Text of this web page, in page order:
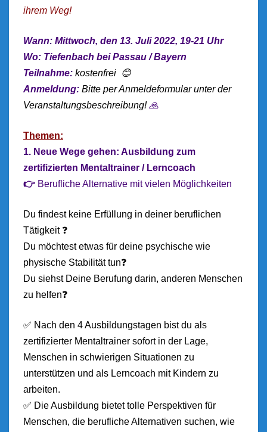
ihrem Weg!
Wann: Mittwoch, den 13. Juli 2022, 19-21 Uhr
Wo: Tiefenbach bei Passau / Bayern
Teilnahme: kostenfrei 😊
Anmeldung: Bitte per Anmeldeformular unter der
Veranstaltungsbeschreibung!🙏
Themen:
1. Neue Wege gehen: Ausbildung zum
zertifizierten Mentaltrainer / Lerncoach
👉 Berufliche Alternative mit vielen Möglichkeiten
Du findest keine Erfüllung in deiner beruflichen
Tätigkeit ❓
Du möchtest etwas für deine psychische wie
physische Stabilität tun❓
Du siehst Deine Berufung darin, anderen Menschen
zu helfen❓
✅ Nach den 4 Ausbildungstagen bist du als
zertifizierter Mentaltrainer sofort in der Lage,
Menschen in schwierigen Situationen zu
unterstützen und als Lerncoach mit Kindern zu
arbeiten.
✅ Die Ausbildung bietet tolle Perspektiven für
Menschen, die berufliche Alternativen suchen, wie